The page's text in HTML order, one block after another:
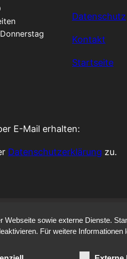
Datenschutz
Kontakt
Startseite
E-Mail erhalten:
Datenschutzerklärung zu.
sowie externe Dienste.
Für weitere